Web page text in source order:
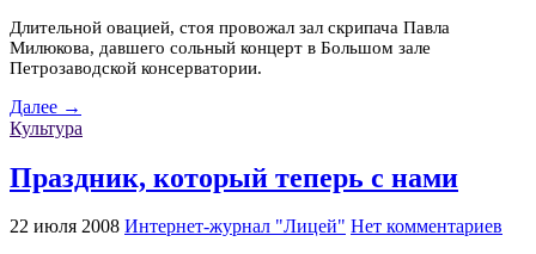
Длительной овацией, стоя провожал зал скрипача Павла
Милюкова, давшего сольный концерт в Большом зале
Петрозаводской консерватории.
Далее →
Культура
Праздник, который теперь с нами
22 июля 2008 Интернет-журнал "Лицей" Нет комментариев